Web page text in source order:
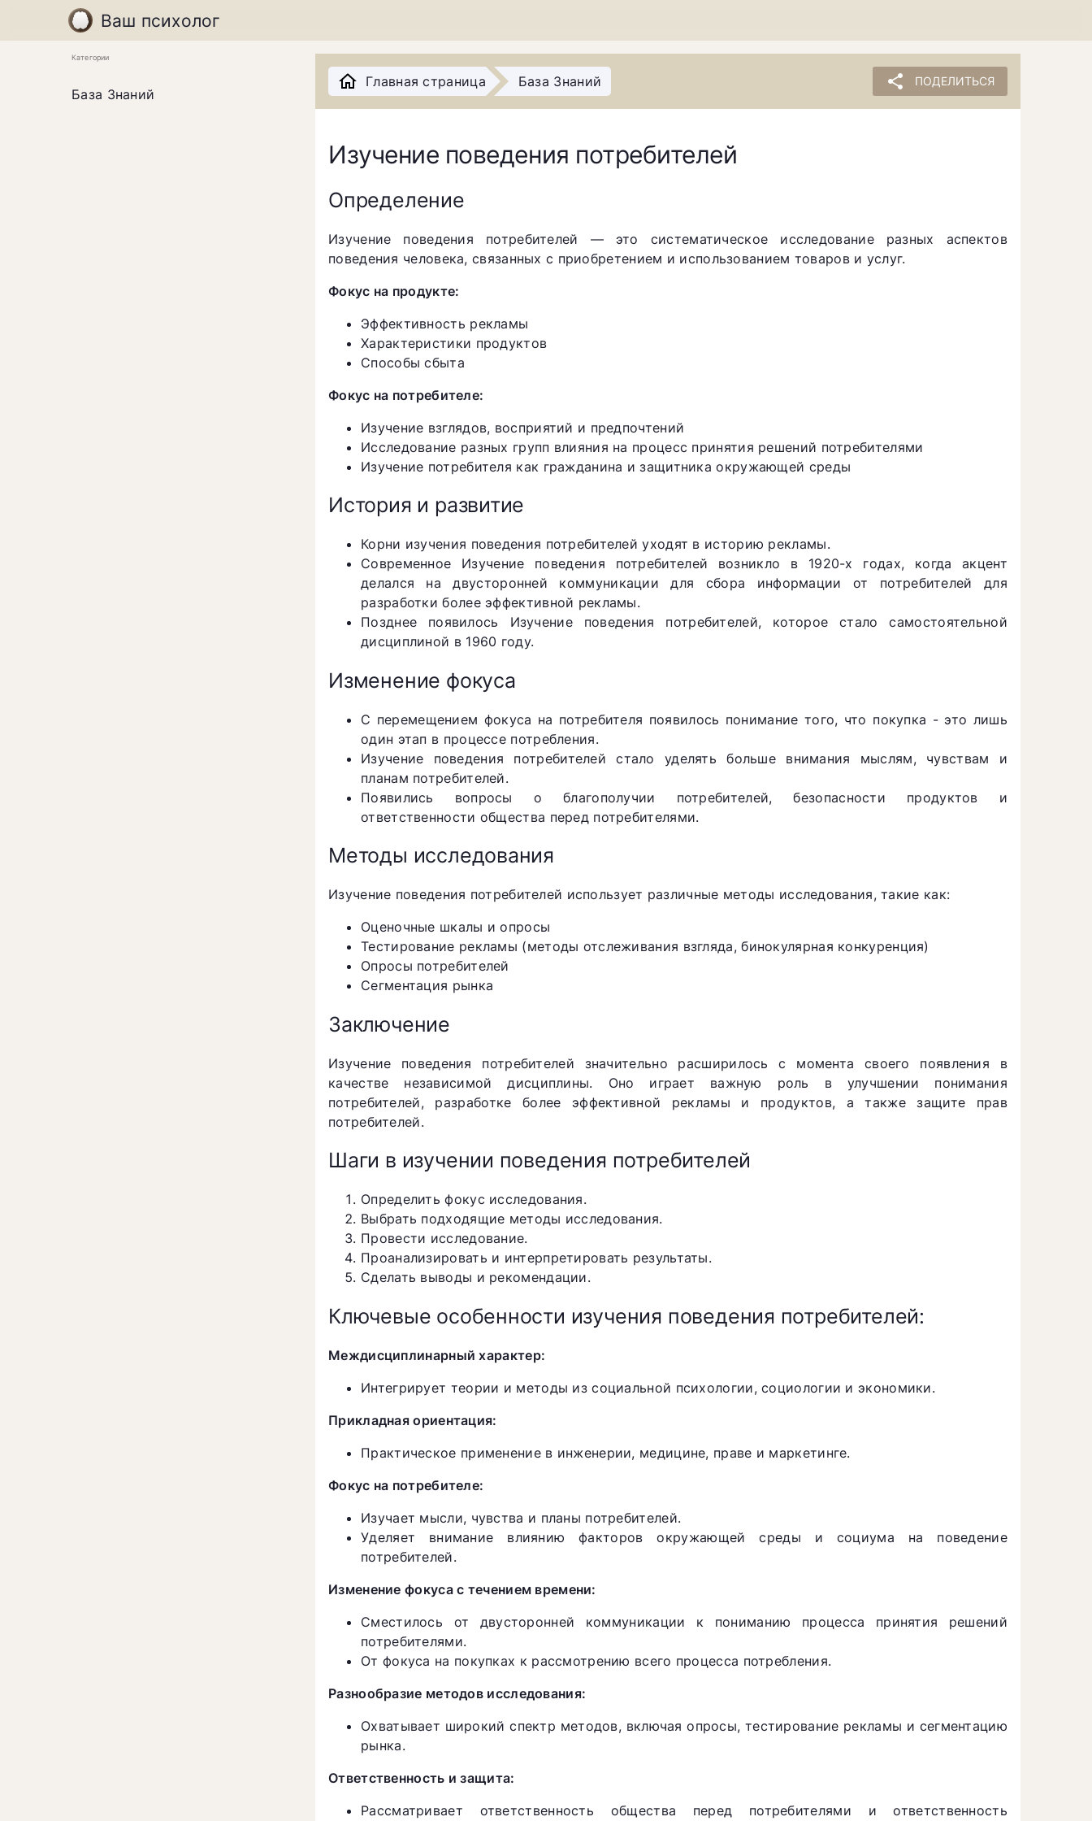
Ваш психолог
Категории
База Знаний
Главная страница База Знаний share ПОДЕЛИТЬСЯ
Изучение поведения потребителей
Определение
Изучение поведения потребителей — это систематическое исследование разных аспектов
поведения человека, связанных с приобретением и использованием товаров и услуг.
Фокус на продукте:
Эффективность рекламы
Характеристики продуктов
Способы сбыта
Фокус на потребителе:
Изучение взглядов, восприятий и предпочтений
Исследование разных групп влияния на процесс принятия решений потребителями
Изучение потребителя как гражданина и защитника окружающей среды
История и развитие
Корни изучения поведения потребителей уходят в историю рекламы.
Современное Изучение поведения потребителей возникло в 1920-х годах, когда акцент
делался на двусторонней коммуникации для сбора информации от потребителей для
разработки более эффективной рекламы.
Позднее появилось Изучение поведения потребителей, которое стало самостоятельной
дисциплиной в 1960 году.
Изменение фокуса
С перемещением фокуса на потребителя появилось понимание того, что покупка - это лишь
один этап в процессе потребления.
Изучение поведения потребителей стало уделять больше внимания мыслям, чувствам и
планам потребителей.
Появились вопросы о благополучии потребителей, безопасности продуктов и
ответственности общества перед потребителями.
Методы исследования
Изучение поведения потребителей использует различные методы исследования, такие как:
Оценочные шкалы и опросы
Тестирование рекламы (методы отслеживания взгляда, бинокулярная конкуренция)
Опросы потребителей
Сегментация рынка
Заключение
Изучение поведения потребителей значительно расширилось с момента своего появления в
качестве независимой дисциплины. Оно играет важную роль в улучшении понимания
потребителей, разработке более эффективной рекламы и продуктов, а также защите прав
потребителей.
Шаги в изучении поведения потребителей
Определить фокус исследования.
Выбрать подходящие методы исследования.
Провести исследование.
Проанализировать и интерпретировать результаты.
Сделать выводы и рекомендации.
Ключевые особенности изучения поведения потребителей:
Междисциплинарный характер:
Интегрирует теории и методы из социальной психологии, социологии и экономики.
Прикладная ориентация:
Практическое применение в инженерии, медицине, праве и маркетинге.
Фокус на потребителе:
Изучает мысли, чувства и планы потребителей.
Уделяет внимание влиянию факторов окружающей среды и социума на поведение
потребителей.
Изменение фокуса с течением времени:
Сместилось от двусторонней коммуникации к пониманию процесса принятия решений
потребителями.
От фокуса на покупках к рассмотрению всего процесса потребления.
Разнообразие методов исследования:
Охватывает широкий спектр методов, включая опросы, тестирование рекламы и сегментацию
рынка.
Ответственность и защита:
Рассматривает ответственность общества перед потребителями и ответственность